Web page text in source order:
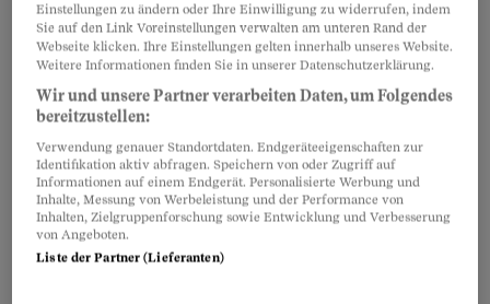
die Kosten einer komplikationslosen
Schwangerschaft inklusive Wochenbett
kostenfrei von der Krankenkasse übernommen.
Bei Komplikationen musste die werdende
Mutter ihren Anteil aus Franchise und
Selbstbehalt selber zahlen – weil die
Komplikationen nicht als
schwangerschaftsbedingt galten, sondern als
krankheitsbedingt.
Einstellungen zu ändern oder Ihre Einwilligung zu widerrufen, indem
Sie auf den Link Voreinstellungen verwalten am unteren Rand der
Webseite klicken. Ihre Einstellungen gelten innerhalb unseres Website.
Weitere Informationen finden Sie in unserer Datenschutzerklärung.
Wir und unsere Partner verarbeiten Daten, um Folgendes
bereitzustellen:
Verwendung genauer Standortdaten. Endgeräteeigenschaften zur
Identifikation aktiv abfragen. Speichern von oder Zugriff auf
Informationen auf einem Endgerät. Personalisierte Werbung und
Inhalte, Messung von Werbeleistung und der Performance von
Inhalten, Zielgruppenforschung sowie Entwicklung und Verbesserung
von Angeboten.
Liste der Partner (Lieferanten)